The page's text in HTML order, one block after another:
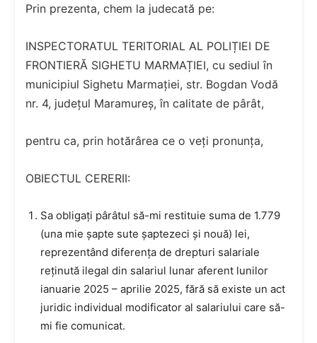
Prin prezenta, chem la judecată pe:
INSPECTORATUL TERITORIAL AL POLIȚIEI DE
FRONTIERĂ SIGHETU MARMAȚIEI, cu sediul în
municipiul Sighetu Marmației, str. Bogdan Vodă
nr. 4, județul Maramureș, în calitate de pârât,
pentru ca, prin hotărârea ce o veți pronunța,
OBIECTUL CERERII:
Sa obligați pârâtul să-mi restituie suma de 1.779
(una mie șapte sute șaptezeci și nouă) lei,
reprezentând diferența de drepturi salariale
reținută ilegal din salariul lunar aferent lunilor
ianuarie 2025 – aprilie 2025, fără să existe un act
juridic individual modificator al salariului care să-
mi fie comunicat.